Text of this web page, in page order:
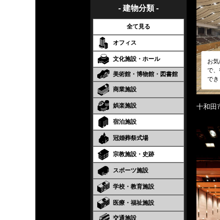
- 建物分類 -
全て見る
オフィス
文化施設・ホール
美術館・博物館・図書館
商業施設
娯楽施設
宿泊施設
冠婚葬祭式場
宗教施設・史跡
スポーツ施設
学校・教育施設
医療・福祉施設
交通施設
お
で
で
十和田